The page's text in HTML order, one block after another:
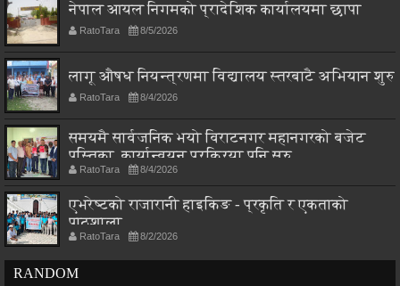
नेपाल आयल निगमको प्रादेशिक कार्यालयमा छापा
RatoTara 8/5/2026
लागू औषध नियन्त्रणमा विद्यालय स्तरबाटै अभियान शुरु
RatoTara 8/4/2026
समयमै सार्वजनिक भयो विराटनगर महानगरको बजेट
पुस्तिका, कार्यान्वयन प्रक्रिया पनि सुरु
RatoTara 8/4/2026
एभरेष्टको राजारानी हाइकिङ - प्रकृति र एकताको
पाठशाला
RatoTara 8/2/2026
RANDOM